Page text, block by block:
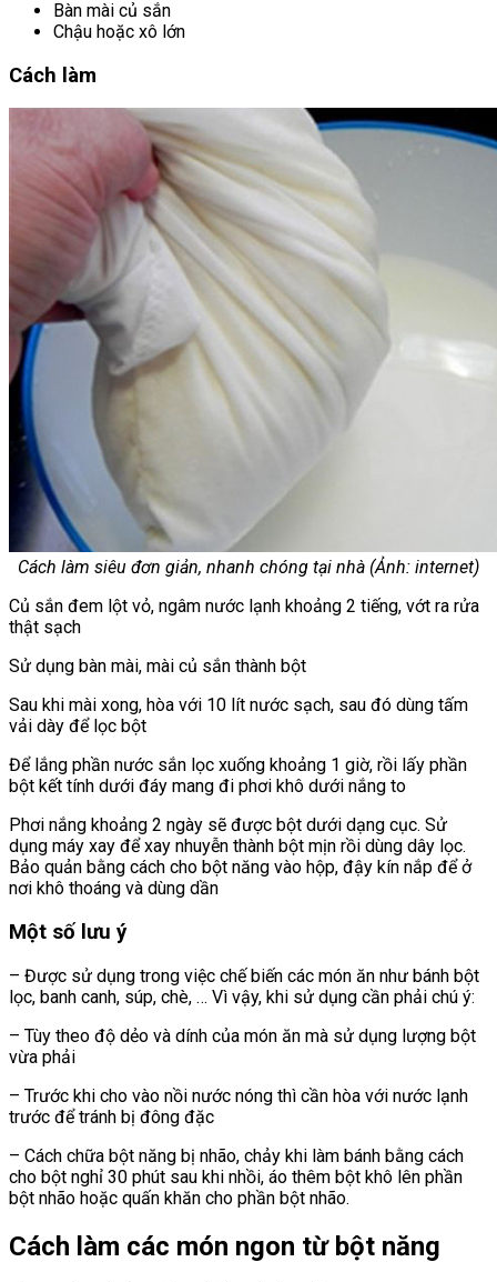
Bàn mài củ sắn
Chậu hoặc xô lớn
Cách làm
Cách làm siêu đơn giản, nhanh chóng tại nhà (Ảnh: internet)
Củ sắn đem lột vỏ, ngâm nước lạnh khoảng 2 tiếng, vớt ra rửa
thật sạch
Sử dụng bàn mài, mài củ sắn thành bột
Sau khi mài xong, hòa với 10 lít nước sạch, sau đó dùng tấm
vải dày để lọc bột
Để lắng phần nước sắn lọc xuống khoảng 1 giờ, rồi lấy phần
bột kết tính dưới đáy mang đi phơi khô dưới nắng to
Phơi nắng khoảng 2 ngày sẽ được bột dưới dạng cục. Sử
dụng máy xay để xay nhuyễn thành bột mịn rồi dùng dây lọc.
Bảo quản bằng cách cho bột năng vào hộp, đậy kín nắp để ở
nơi khô thoáng và dùng dần
Một số lưu ý
– Được sử dụng trong việc chế biến các món ăn như bánh bột
lọc, banh canh, súp, chè, … Vì vậy, khi sử dụng cần phải chú ý:
– Tùy theo độ dẻo và dính của món ăn mà sử dụng lượng bột
vừa phải
– Trước khi cho vào nồi nước nóng thì cần hòa với nước lạnh
trước để tránh bị đông đặc
– Cách chữa bột năng bị nhão, chảy khi làm bánh bằng cách
cho bột nghỉ 30 phút sau khi nhồi, áo thêm bột khô lên phần
bột nhão hoặc quấn khăn cho phần bột nhão.
Cách làm các món ngon từ bột năng